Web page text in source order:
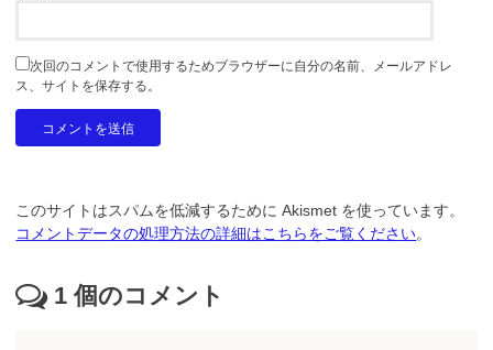
次回のコメントで使用するためブラウザーに自分の名前、メールアドレ
ス、サイトを保存する。
このサイトはスパムを低減するために Akismet を使っています。
コメントデータの処理方法の詳細はこちらをご覧ください。
1 個のコメント